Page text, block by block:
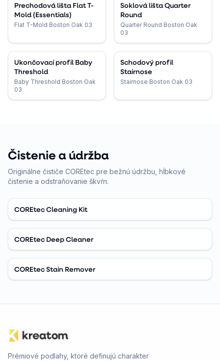
Prechodová lišta Flat T-
Mold (Essentials)
Flat T-Mold Boston Oak 03
Soklová lišta Quarter
Round
Quarter Round Boston Oak
03
Ukončovací profil Baby
Threshold
Baby Threshold Boston Oak
03
Schodový profil
Stairnose
Stairnose Boston Oak 03
Čistenie a údržba
Originálne čističe COREtec pre bežnú údržbu, hĺbkové
čistenie a odstraňovanie škvŕn.
COREtec Cleaning Kit
COREtec Deep Cleaner
COREtec Stain Remover
Prémiové podlahy, ktoré definujú charakter